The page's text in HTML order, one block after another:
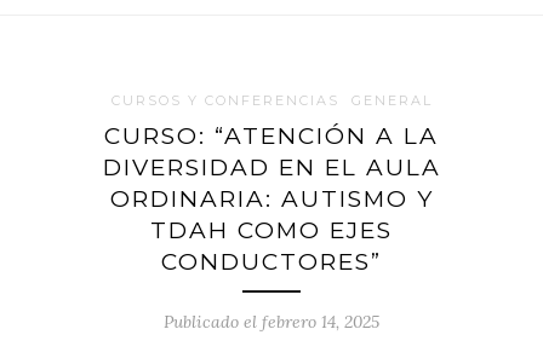
CURSOS Y CONFERENCIAS GENERAL
CURSO: “ATENCIÓN A LA
DIVERSIDAD EN EL AULA
ORDINARIA: AUTISMO Y
TDAH COMO EJES
CONDUCTORES”
Publicado el febrero 14, 2025